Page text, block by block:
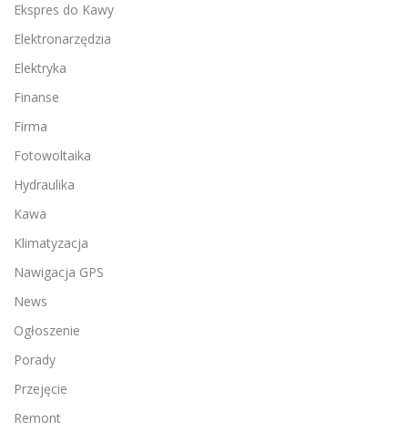
Ekspres do Kawy
Elektronarzędzia
Elektryka
Finanse
Firma
Fotowoltaika
Hydraulika
Kawa
Klimatyzacja
Nawigacja GPS
News
Ogłoszenie
Porady
Przejęcie
Remont